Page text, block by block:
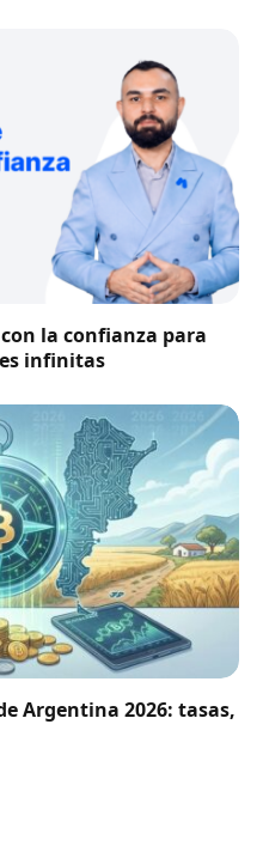
la confianza para
infinitas
Argentina 2026: tasas,